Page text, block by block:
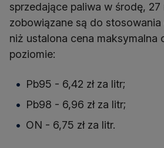
sprzedające paliwa w środę, 27
zobowiązane są do
niż ustalona cena maksymalna
poziomie:
Pb95 - 6,42 zł za litr;
Pb98 - 6,96 zł za litr;
ON - 6,75 zł za litr.